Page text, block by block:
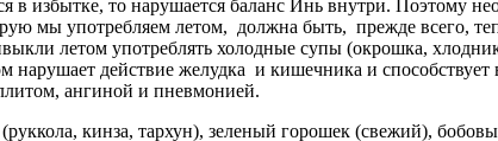
избытке, то нарушается баланс Инь внутри. Поэтому
мы употребляем летом, должна быть, прежде всего,
летом употреблять холодные супы (окрошка,
действие желудка и кишечника и способствует
ангиной и пневмонией.
кинза, тархун), зеленый горошек (свежий),